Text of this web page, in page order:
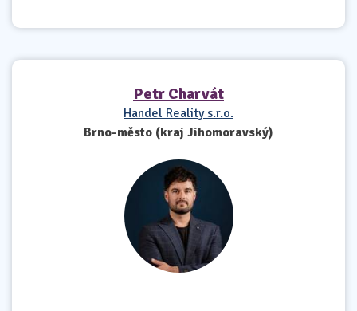
Petr Charvát
Handel Reality s.r.o.
Brno-město (kraj Jihomoravský)